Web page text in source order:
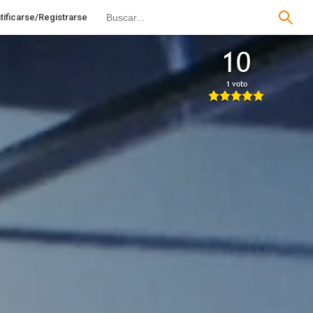
Registrarse
10
1 voto